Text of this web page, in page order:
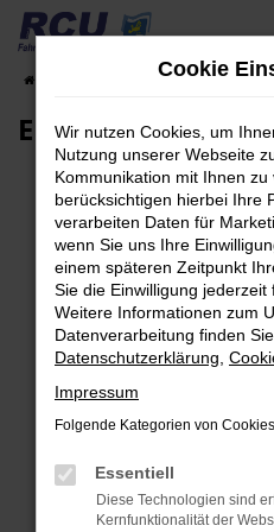
Zum
Hauptinhalt
springen
EU-Fahrzeuge am Lager
EU-Neuwagen
Fehler:
Beim Laden ist ein Fehler
Hier sind ein paar Tipps,
Überprüfe deine
Laden andere
Suchmaschine?
Prüfe deine
Manche
können das Laden
Cookie
Wir nutzen Cookies, um
Nutzung unserer Webseite
Kommunikation mit Ihnen
berücksichtigen hierbei Ihre
verarbeiten Daten für
wenn Sie uns Ihre
einem späteren Zeitpunkt
Sie die Einwilligung jederzeit
Weitere Informationen zum
Datenverarbeitung finden
Datenschutzerklärung
Impressum
Folgende Kategorien von
Essentiell
Diese Technologien sind
Kernfunktionalität der